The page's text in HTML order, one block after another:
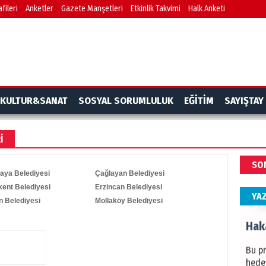
Anketler Gazete Manşetleri Etkinlik Takvimi Halk Anketi
KULTUR&SANAT SOSYAL SORUMLULUK EĞİTİM SAYIŞTAY
Belediyesi
Çağlayan Belediyesi
Belediyesi
Erzincan Belediyesi
Belediyesi
Mollaköy Belediyesi
Bu